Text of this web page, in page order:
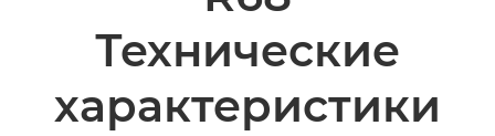
Технические
характеристики